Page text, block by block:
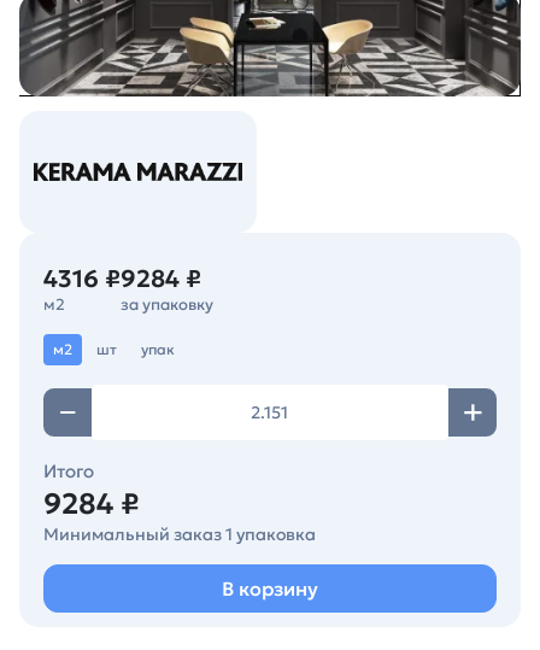
4316 ₽
м2
9284 ₽
за упаковку
м2 шт упак
Итого
9284 ₽
Минимальный заказ 1 упаковка
В корзину